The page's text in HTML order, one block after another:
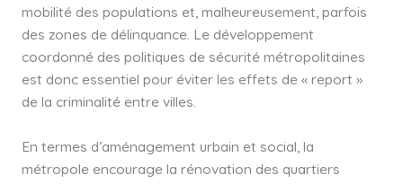
mobilité des populations et, malheureusement, parfois
des zones de délinquance. Le développement
coordonné des politiques de sécurité métropolitaines
est donc essentiel pour éviter les effets de « report »
de la criminalité entre villes.
En termes d’aménagement urbain et social, la
métropole encourage la rénovation des quartiers